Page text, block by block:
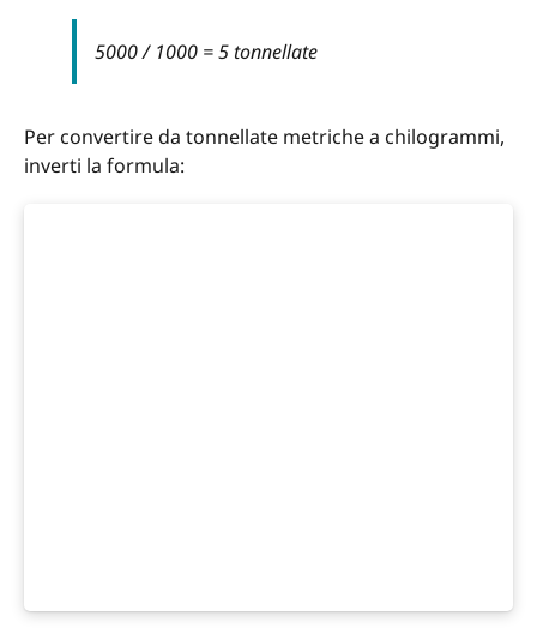
5000 / 1000 = 5 tonnellate
Per convertire da tonnellate metriche a chilogrammi,
inverti la formula: